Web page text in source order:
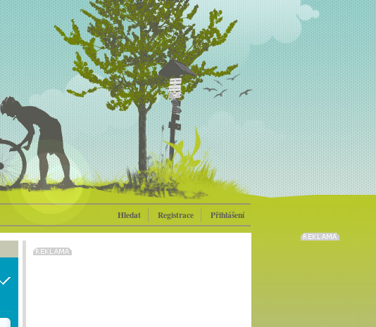
Hledat Registrace Přihlášení